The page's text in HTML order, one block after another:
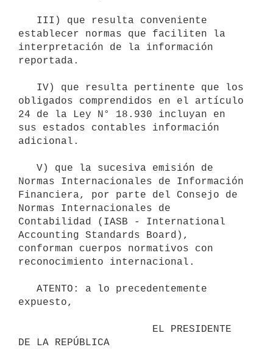
establecer normas que faciliten la
interpretación de la información
reportada.
obligados comprendidos en el artículo
24 de la Ley N° 18.930 incluyan en
sus estados contables información
adicional.
Normas Internacionales de Información
Financiera, por parte del Consejo de
Normas Internacionales de
Contabilidad (IASB - International
Accounting Standards Board),
conforman cuerpos normativos con
reconocimiento internacional.
expuesto,
DE LA REPÚBLICA